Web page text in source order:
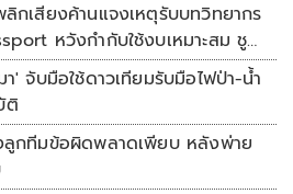
กเสียงค้านแจงเหตุรับบทวิทยากร
หวังกำกับใช้งบเหมาะสม ชู
ยได้ใช้ AI ระดับโปร ลดเหลื่อมล้ำ
ลยี เซฟงบไปกว่า900ล้าน เชื่อหาก
ชนขาดทุนย่อยยับ
า' จับมือใช้ดาวเทียมรับมือไฟป่า-น้ำ
ติ
ลูกทีมข้อผิดพลาดเพียบ หลังพ่าย